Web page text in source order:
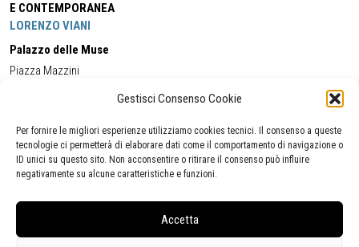
Gestisci Consenso Cookie
Per fornire le migliori esperienze utilizziamo cookies tecnici. Il consenso a queste
tecnologie ci permetterà di elaborare dati come il comportamento di navigazione o
ID unici su questo sito. Non acconsentire o ritirare il consenso può influire
negativamente su alcune caratteristiche e funzioni.
Accetta
E CONTEMPORANEA
LORENZO VIANI
Palazzo delle Muse
Piazza Mazzini
Cell:+39 338 5714978 (orario apertura Galleria)
Tel:
+39 0584 944580
(orario 09.00/13.00)
Email:gamc@comune.viareggio.lu.it
Segnalazione di inaccessibilità